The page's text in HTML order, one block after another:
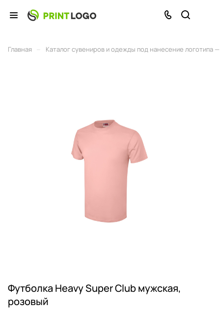
Главная Каталог сувениров и одежды под нанесение логотипа
Футболка Heavy Super Club мужская,
розовый